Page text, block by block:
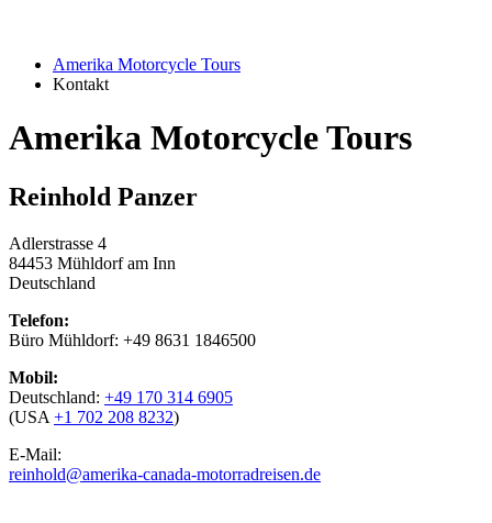
Amerika Motorcycle Tours
Kontakt
Amerika Motorcycle Tours
Reinhold Panzer
Adlerstrasse 4
84453 Mühldorf am Inn
Deutschland
Telefon:
Büro Mühldorf: +49 8631 1846500
Mobil:
Deutschland: +49 170 314 6905
(USA +1 702 208 8232)
E-Mail:
reinhold@amerika-canada-motorradreisen.de